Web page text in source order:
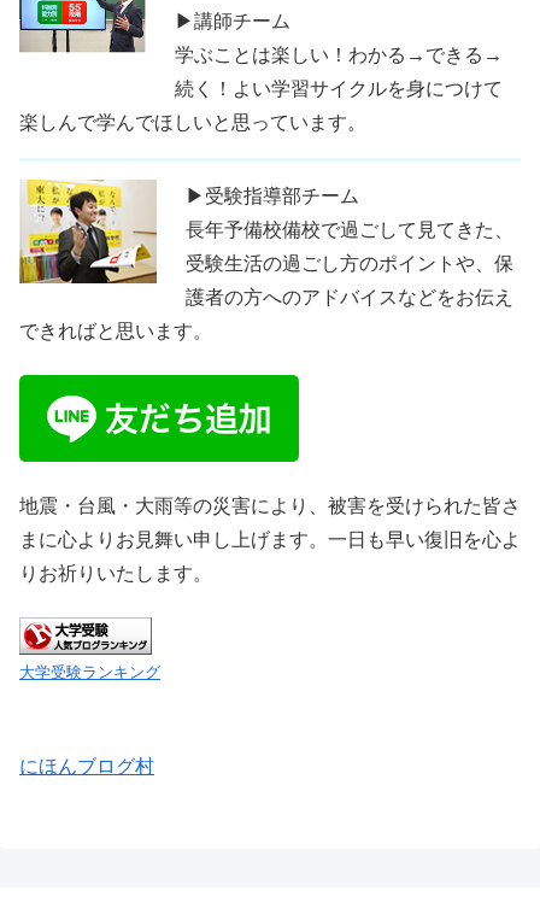
▶講師チーム
学ぶことは楽しい！わかる→できる→
続く！よい学習サイクルを身につけて
楽しんで学んでほしいと思っています。
▶受験指導部チーム
長年予備校備校で過ごして見てきた、
受験生活の過ごし方のポイントや、保
護者の方へのアドバイスなどをお伝え
できればと思います。
地震・台風・大雨等の災害により、被害を受けられた皆さ
まに心よりお見舞い申し上げます。一日も早い復旧を心よ
りお祈りいたします。
大学受験ランキング
にほんブログ村